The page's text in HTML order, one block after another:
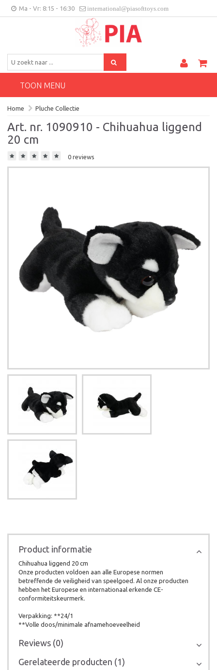
Ma - Vr: 8:15 - 16:30 international@piasofttoys.com
Klantenfeedback
BE/NL
TOON MENU
Home Pluche Collectie
Art. nr. 1090910 - Chihuahua liggend
20 cm
0 reviews
Product informatie
Chihuahua liggend 20 cm
Onze producten voldoen aan alle Europese normen
betreffende de veiligheid van speelgoed. Al onze producten
hebben het Europese en internationaal erkende CE-
conformiteitskeurmerk.
Verpakking: **24/1
**Volle doos/minimale afnamehoeveelheid
Reviews (0)
Gerelateerde producten (1)